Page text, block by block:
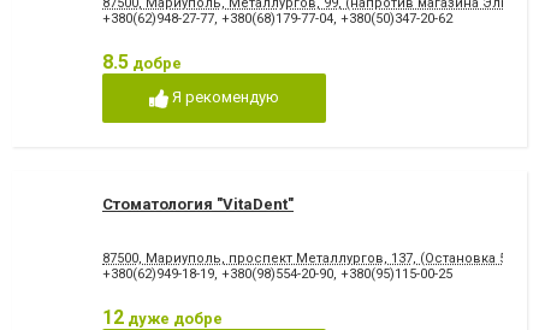
87500, Мариуполь, Металлургов, 99, (напротив магазина
+380(62)948-27-77, +380(68)179-77-04, +380(50)347-20-62
8.5 добре
Я рекомендую
Стоматология "VitaDent"
87500, Мариуполь, проспект Металлургов, 137, (Остановка 5-
+380(62)949-18-19, +380(98)554-20-90, +380(95)115-00-25
12 дуже добре